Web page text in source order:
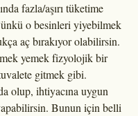
fazla/aşırı tüketime
o besinleri yiyebilmek
aç bırakıyor olabilirsin.
yemek fizyolojik bir
gitmek gibi.
olup, ihtiyacına uygun
Bunun için belli